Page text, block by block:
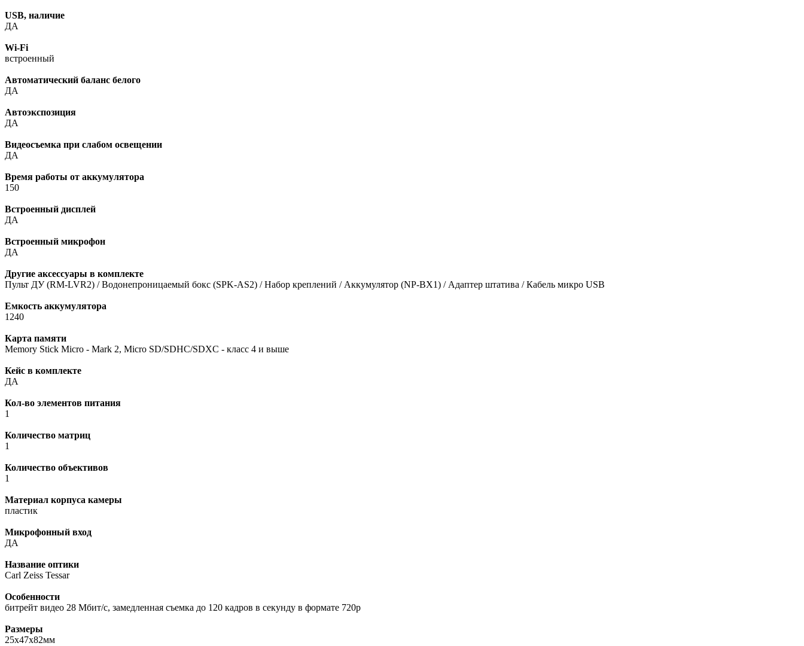
USB, наличие
ДА
Wi-Fi
встроенный
Автоматический баланс белого
ДА
Автоэкспозиция
ДА
Видеосъемка при слабом освещении
ДА
Время работы от аккумулятора
150
Встроенный дисплей
ДА
Встроенный микрофон
ДА
Другие аксессуары в комплекте
Пульт ДУ (RM-LVR2) / Водонепроницаемый бокс (SPK-AS2) / Набор креплений / Аккумулятор (NP-BX1) / Адаптер штатива / Кабель микро USB
Емкость аккумулятора
1240
Карта памяти
Memory Stick Micro - Mark 2, Micro SD/SDHC/SDXC - класс 4 и выше
Кейс в комплекте
ДА
Кол-во элементов питания
1
Количество матриц
1
Количество объективов
1
Материал корпуса камеры
пластик
Микрофонный вход
ДА
Название оптики
Carl Zeiss Tessar
Особенности
битрейт видео 28 Мбит/с, замедленная съемка до 120 кадров в секунду в формате 720p
Размеры
25x47x82мм